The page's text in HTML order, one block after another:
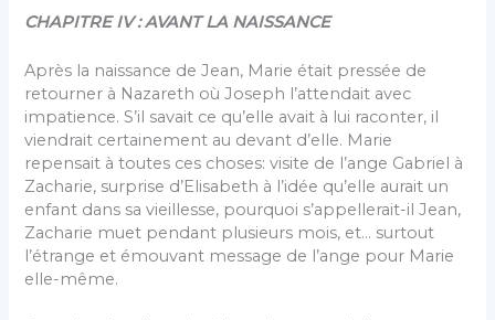
CHAPITRE IV : AVANT LA NAISSANCE
Après la naissance de Jean, Marie était pressée de
retourner à Nazareth où Joseph l’attendait avec
impatience. S’il savait ce qu’elle avait à lui raconter, il
viendrait certainement au devant d’elle. Marie
repensait à toutes ces choses: visite de l’ange Gabriel à
Zacharie, surprise d’Elisabeth à l’idée qu’elle aurait un
enfant dans sa vieillesse, pourquoi s’appellerait-il Jean,
Zacharie muet pendant plusieurs mois, et… surtout
l’étrange et émouvant message de l’ange pour Marie
elle-même.